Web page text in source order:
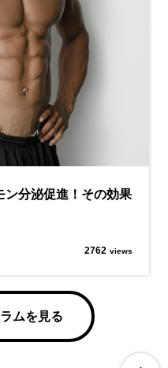
ン分泌促進！その効果
2762 views
ムを見る